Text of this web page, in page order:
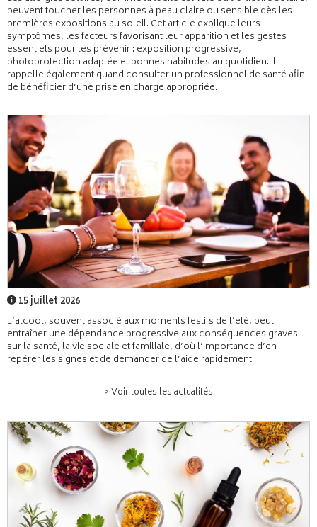
peuvent toucher les personnes à peau claire ou sensible dès les
premières expositions au soleil. Cet article explique leurs
symptômes, les facteurs favorisant leur apparition et les gestes
essentiels pour les prévenir : exposition progressive,
photoprotection adaptée et bonnes habitudes au quotidien. Il
rappelle également quand consulter un professionnel de santé afin
de bénéficier d’une prise en charge appropriée.
15 juillet 2026
L’alcool, souvent associé aux moments festifs de l’été, peut
entraîner une dépendance progressive aux conséquences graves
sur la santé, la vie sociale et familiale, d’où l’importance d’en
repérer les signes et de demander de l’aide rapidement.
> Voir toutes les actualités